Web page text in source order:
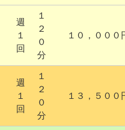
週
１
回
１
２
０
分
１０，０００
週
１
回
１
２
０
分
１３，５００